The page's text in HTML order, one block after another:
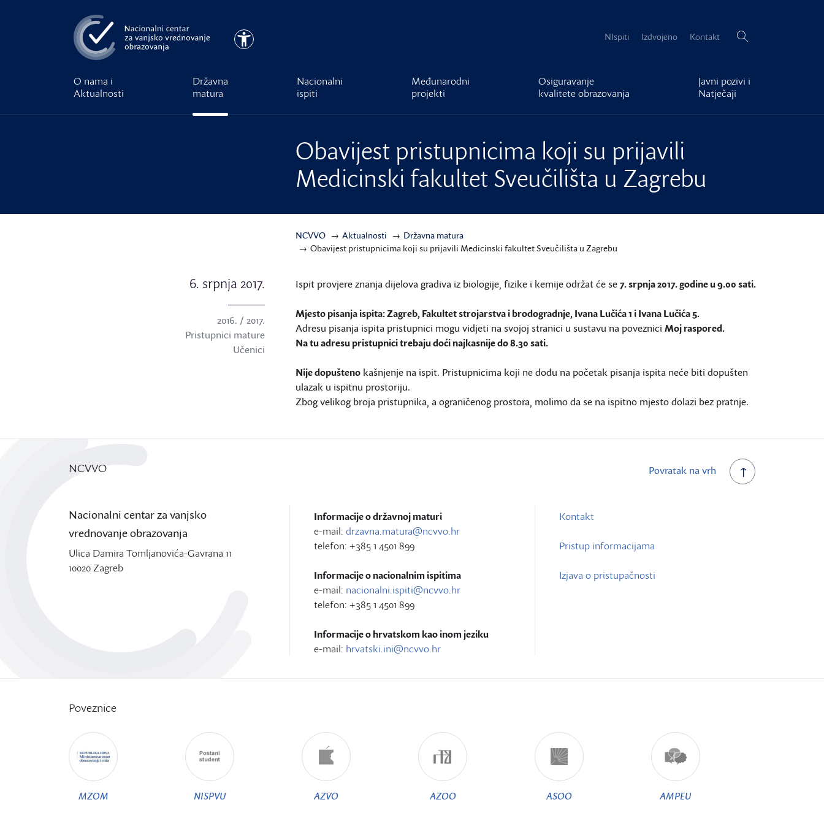
Pristupačnost NIspiti Izdvojeno Kontakt Pretraži:
O nama i
Aktualnosti
Državna
matura
Nacionalni
ispiti
Međunarodni
projekti
Osiguravanje
kvalitete obrazovanja
Javni pozivi i
Natječaji
Obavijest pristupnicima koji su prijavili
Medicinski fakultet Sveučilišta u Zagrebu
NCVVO Aktualnosti
Državna matura
Obavijest pristupnicima koji su prijavili Medicinski fakultet Sveučilišta u Zagrebu
6. srpnja 2017.
2016. / 2017.
Pristupnici mature
Učenici
Ispit provjere znanja dijelova gradiva iz biologije, fizike i kemije održat će se7. srpnja 2017. godine u 9.00 sati.
Mjesto pisanja ispita: Zagreb, Fakultet strojarstva i brodogradnje, Ivana Lučića 1 i Ivana Lučića 5.
Adresu pisanja ispita pristupnici mogu vidjeti na svojoj stranici u sustavu na poveznici Moj raspored.
Na tu adresu pristupnici trebaju doći najkasnije do 8.30 sati.
Nije dopušteno kašnjenje na ispit. Pristupnicima koji ne dođu na početak pisanja ispita neće biti dopušten
ulazak u ispitnu prostoriju.
Zbog velikog broja pristupnika, a ograničenog prostora, molimo da se na ispitno mjesto dolazi bez pratnje.
Povratak na vrh
NCVVO
Nacionalni centar za vanjsko
vrednovanje obrazovanja
Ulica Damira Tomljanovića-Gavrana 11
10020 Zagreb
Informacije o državnoj maturi
e-mail: drzavna.matura@ncvvo.hr
telefon: +385 1 4501 899
Informacije o nacionalnim ispitima
e-mail: nacionalni.ispiti@ncvvo.hr
telefon: +385 1 4501 899
Informacije o hrvatskom kao inom jeziku
e-mail: hrvatski.ini@ncvvo.hr
Kontakt
Pristup informacijama
Izjava o pristupačnosti
Poveznice
MZOM NISPVU AZVO AZOO ASOO AMPEU